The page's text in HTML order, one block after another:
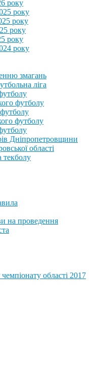
року
року
року
року
року
року
змагань
ліга
футболу
футболу
Дніпропетровщини
області
текболу
на проведення
області 2017